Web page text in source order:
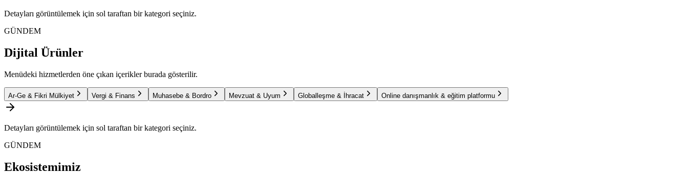
Detayları görüntülemek için sol taraftan bir kategori seçiniz.
GÜNDEM
Dijital Ürünler
Menüdeki hizmetlerden öne çıkan içerikler burada gösterilir.
Ar-Ge & Fikri Mülkiyet Vergi & Finans Muhasebe & Bordro Mevzuat & Uyum Globalleşme & İhracat Online danışmanlık & eğitim platformu
Detayları görüntülemek için sol taraftan bir kategori seçiniz.
GÜNDEM
Ekosistemimiz